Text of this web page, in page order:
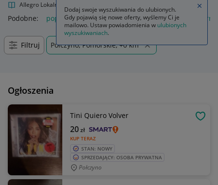
Allegro Lokalnie
Podobne: pop funko pop k pop demon hunters popcorn
Filtruj Połczyno, Pomorskie, +0 km
Ogłoszenia
Tini Quiero Volver
KUP TERAZ
20zł
STAN: NOWY
SPRZEDAJĄCY: OSOBA PRYWATNA
Połczyno
Dodaj swoje wyszukiwania do ulubionych.
Gdy pojawią się nowe oferty, wyślemy Ci je
mailowo. Ustaw powiadomienia w ulubionych
wyszukiwaniach.